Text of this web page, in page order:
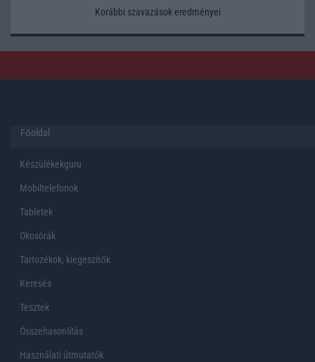
Korábbi szavazások eredményei
Főoldal
Készülékekguru
Mobiltelefonok
Tabletek
Okosórák
Tartozékok, kiegeszítők
Keresés
Tesztek
Összehasonlítás
Használati útmutatók